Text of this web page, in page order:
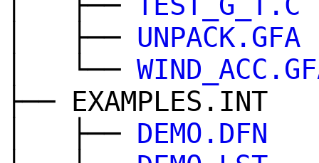
│ ├── UNPACK.GFA
│ └──
├── EXAMPLES.INT
│ ├── DEMO.DFN